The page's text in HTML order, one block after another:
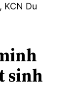
KCN Du
sinh